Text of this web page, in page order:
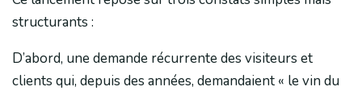
structurants :
D’abord, une demande récurrente des visiteurs et
clients qui, depuis des années, demandaient « le vin du